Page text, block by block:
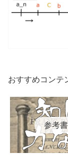
おすすめコンテ
参考